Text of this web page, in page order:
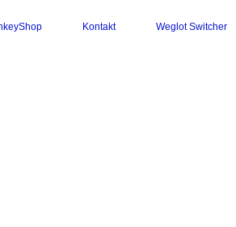
Kontakt Weglot Switcher